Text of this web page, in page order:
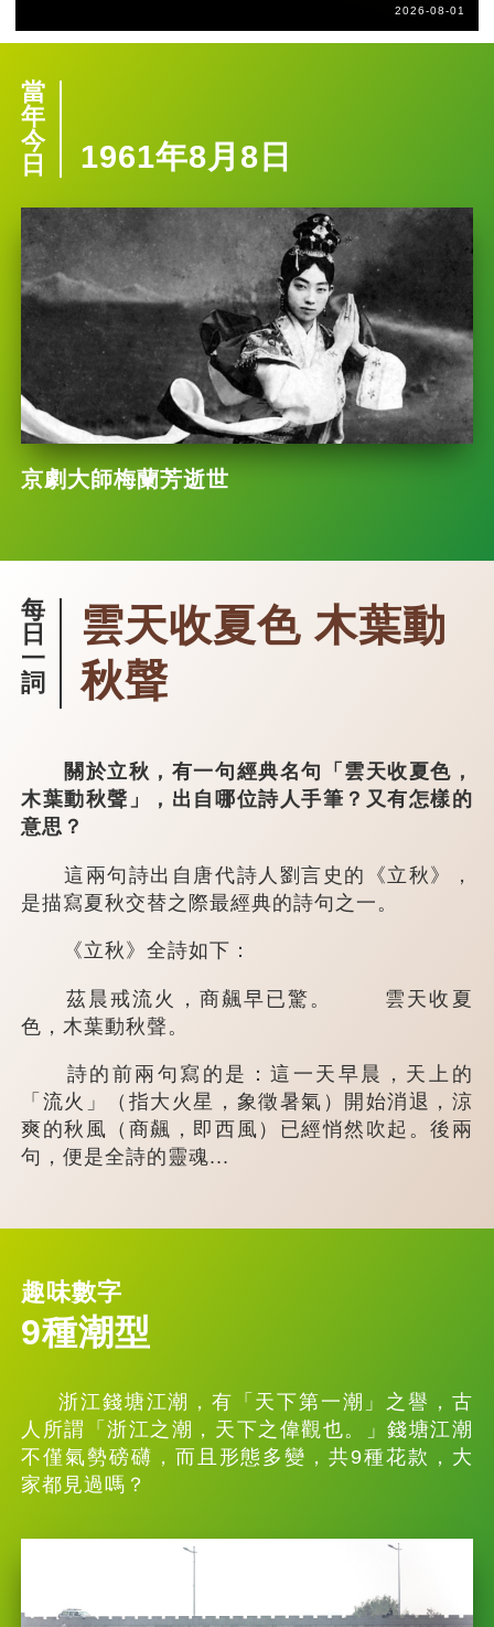
2026-08-01
當
年
今
日
1961年8月8日
京劇大師梅蘭芳逝世
每
日
一
詞
雲天收夏色 木葉動
秋聲
關於立秋，有一句經典名句「雲天收夏色，
木葉動秋聲」，出自哪位詩人手筆？又有怎樣的
意思？
這兩句詩出自唐代詩人劉言史的《立秋》，
是描寫夏秋交替之際最經典的詩句之一。
《立秋》全詩如下：
茲晨戒流火，商飆早已驚。 雲天收夏
色，木葉動秋聲。
詩的前兩句寫的是：這一天早晨，天上的
「流火」（指大火星，象徵暑氣）開始消退，涼
爽的秋風（商飆，即西風）已經悄然吹起。後兩
句，便是全詩的靈魂...
趣味數字
9種潮型
浙江錢塘江潮，有「天下第一潮」之譽，古
人所謂「浙江之潮，天下之偉觀也。」錢塘江潮
不僅氣勢磅礴，而且形態多變，共9種花款，大
家都見過嗎？